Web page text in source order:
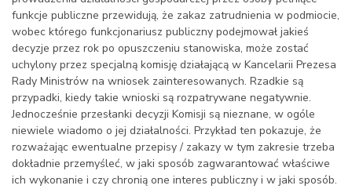
funkcje publiczne przewidują, że zakaz zatrudnienia w podmiocie,
wobec którego funkcjonariusz publiczny podejmował jakieś
decyzje przez rok po opuszczeniu stanowiska, może zostać
uchylony przez specjalną komisję działającą w Kancelarii Prezesa
Rady Ministrów na wniosek zainteresowanych. Rzadkie są
przypadki, kiedy takie wnioski są rozpatrywane negatywnie.
Jednocześnie przesłanki decyzji Komisji są nieznane, w ogóle
niewiele wiadomo o jej działalności. Przykład ten pokazuje, że
rozważając ewentualne przepisy / zakazy w tym zakresie trzeba
dokładnie przemyśleć, w jaki sposób zagwarantować właściwe
ich wykonanie i czy chronią one interes publiczny i w jaki sposób.